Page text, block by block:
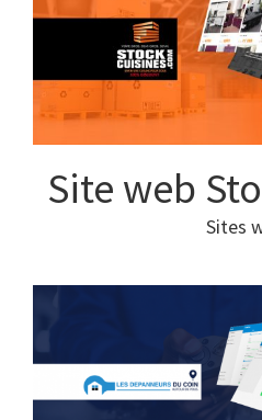
Site web
Sites